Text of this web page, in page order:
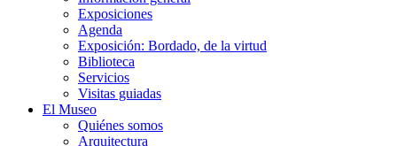
Exposiciones
Agenda
Exposición: Bordado, de la virtud
Biblioteca
Servicios
Visitas guiadas
El Museo
Quiénes somos
Arquitectura